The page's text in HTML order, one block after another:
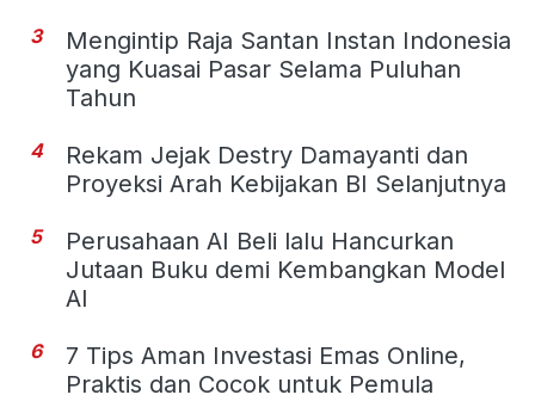
3
Mengintip Raja Santan Instan Indonesia
yang Kuasai Pasar Selama Puluhan
Tahun
4
Rekam Jejak Destry Damayanti dan
Proyeksi Arah Kebijakan BI Selanjutnya
5
Perusahaan AI Beli lalu Hancurkan
Jutaan Buku demi Kembangkan Model
AI
6
7 Tips Aman Investasi Emas Online,
Praktis dan Cocok untuk Pemula